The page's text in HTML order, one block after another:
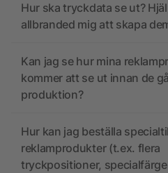
Hur ska tryckdata se ut?
allbranded mig att skapa
Kan jag se hur mina
kommer att se ut innan de
produktion?
Hur kan jag beställa
reklamprodukter (t.ex. flera
tryckpositioner,